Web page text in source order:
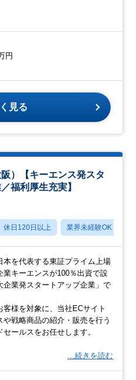
円
見る
）【キーエンス発スタ
福利厚生充実】
休日120日以上 業界未経験OK
本を代表する東証プライム上場
業キーエンスが100％出資で設
企業発スタートアップ企業」で
客様を対象に、当社ECサイト
や戦略商品の紹介・販売を行う
セールスをお任せします。
…続きを読む